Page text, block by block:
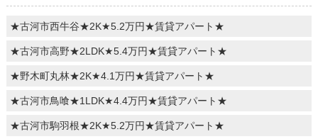
★古河市西牛谷★2K★5.2万円★賃貸アパート★
★古河市高野★2LDK★5.4万円★賃貸アパート★
★野木町丸林★2K★4.1万円★賃貸アパート★
★古河市鳥喰★1LDK★4.4万円★賃貸アパート★
★古河市駒羽根★2K★5.2万円★賃貸アパート★